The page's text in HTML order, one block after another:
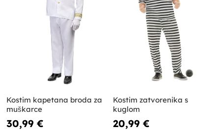
Kostim kapetana broda za
muškarce
30,99 €
Kostim zatvorenika s
kuglom
20,99 €